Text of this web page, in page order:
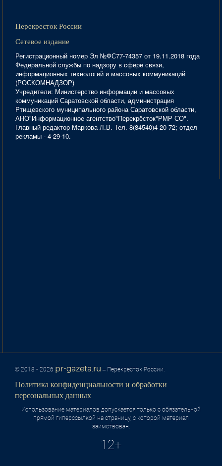
Перекресток России
Сетевое издание
Регистрационный номер Эл №ФС77-74357 от 19.11.2018 года
Федеральной службы по надзору в сфере связи,
информационных технологий и массовых коммуникаций
(РОСКОМНАДЗОР)
Учредители: Министерство информации и массовых
коммуникаций Саратовской области, администрация
Ртищевского муниципального района Саратовской области,
АНО"Информационное агентство"Перекрёсток"РМР СО".
Главный редактор Маркова Л.В. Тел. 8(84540)4-20-72; отдел
рекламы - 4-29-10.
© 2018 - 2026 pr-gazeta.ru – Перекресток России.
Политика конфиденциальности и обработки
персональных данных
Использование материалов допускается только с обязательной
прямой гиперссылкой на страницу, с которой материал
заимствован.
12+